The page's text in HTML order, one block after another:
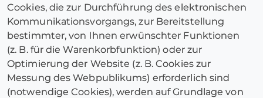
Cookies, die zur Durchführung des elektronischen
Kommunikationsvorgangs, zur Bereitstellung
bestimmter, von Ihnen erwünschter Funktionen
(z. B. für die Warenkorbfunktion) oder zur
Optimierung der Website (z. B. Cookies zur
Messung des Webpublikums) erforderlich sind
(notwendige Cookies), werden auf Grundlage von